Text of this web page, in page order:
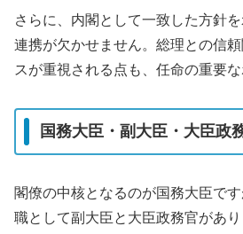
さらに、内閣として一致した方針
連携が欠かせません。総理との信
スが重視される点も、任命の重要な
国務大臣・副大臣・大臣政
閣僚の中核となるのが国務大臣で
職として副大臣と大臣政務官があ